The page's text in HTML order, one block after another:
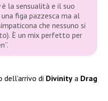
la sensualità e il suo
figa pazzesca ma al
che nessuno si
È un mix perfetto per
dell’arrivo di Divinity a Drag